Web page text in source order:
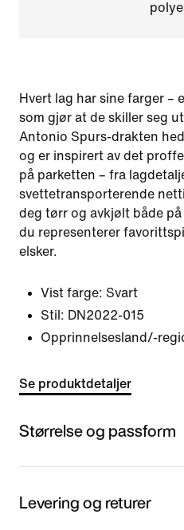
Hvert lag har sine farger –
som gjør at de skiller seg
Antonio Spurs-drakten
og er inspirert av det
på parketten – fra
svettetransporterende
deg tørr og avkjølt både
du representerer
elsker.
Vist farge: Svart
Stil: DN2022-015
Opprinnelsesland/-
Se produktdetaljer
Størrelse og passform
Levering og returer